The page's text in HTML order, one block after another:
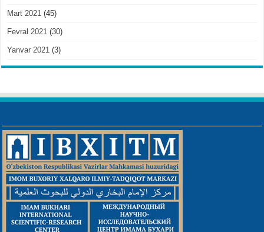
Mart 2021 (45)
Fevral 2021 (30)
Yanvar 2021 (3)